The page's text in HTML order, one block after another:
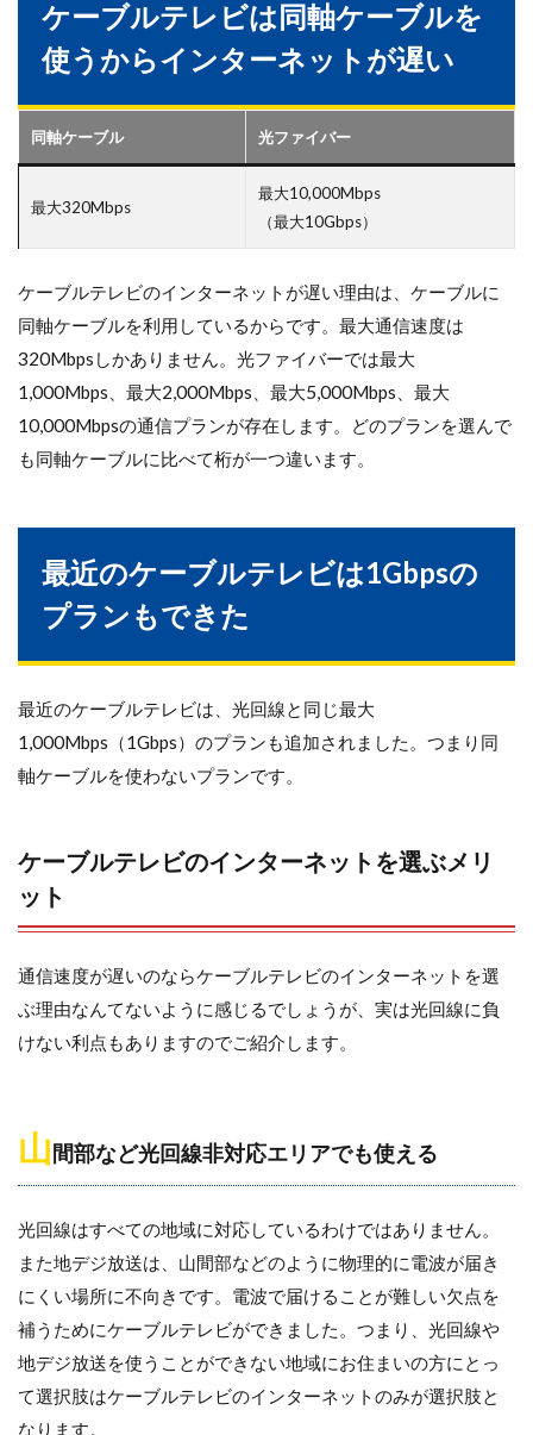
ケーブルテレビは同軸ケーブルを
使うからインターネットが遅い
同軸ケーブル 光ファイバー
最大320Mbps
最大10,000Mbps
（最大10Gbps）
ケーブルテレビのインターネットが遅い理由は、ケーブルに
同軸ケーブルを利用しているからです。最大通信速度は
320Mbpsしかありません。光ファイバーでは最大
1,000Mbps、最大2,000Mbps、最大5,000Mbps、最大
10,000Mbpsの通信プランが存在します。どのプランを選んで
も同軸ケーブルに比べて桁が一つ違います。
最近のケーブルテレビは1Gbpsの
プランもできた
最近のケーブルテレビは、光回線と同じ最大
1,000Mbps（1Gbps）のプランも追加されました。つまり同
軸ケーブルを使わないプランです。
ケーブルテレビのインターネットを選ぶメリ
ット
通信速度が遅いのならケーブルテレビのインターネットを選
ぶ理由なんてないように感じるでしょうが、実は光回線に負
けない利点もありますのでご紹介します。
山 間部など光回線非対応エリアでも使える
光回線はすべての地域に対応しているわけではありません。
また地デジ放送は、山間部などのように物理的に電波が届き
にくい場所に不向きです。電波で届けることが難しい欠点を
補うためにケーブルテレビができました。つまり、光回線や
地デジ放送を使うことができない地域にお住まいの方にとっ
て選択肢はケーブルテレビのインターネットのみが選択肢と
なります。